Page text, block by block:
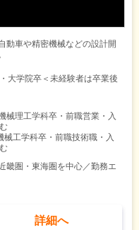
動車や精密機械などの設計開
大学院卒＜未経験者は卒業後
械理工学科卒・前職営業・入
工学科卒・前職技術職・入
畿圏・東海圏を中心／勤務エ
詳細へ